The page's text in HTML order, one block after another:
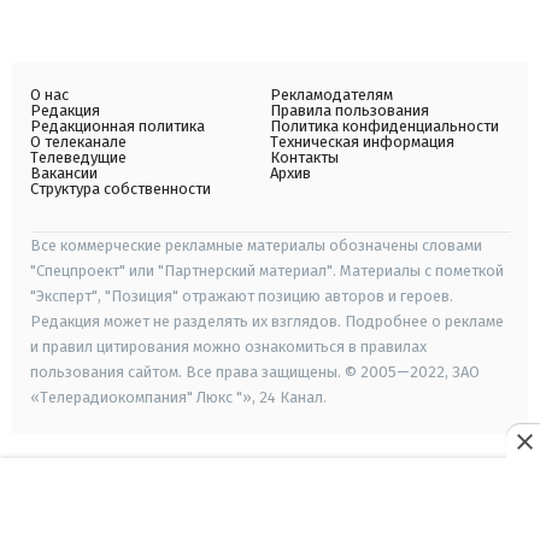
О нас
Редакция
Редакционная политика
О телеканале
Телеведущие
Вакансии
Структура собственности
Рекламодателям
Правила пользования
Политика конфиденциальности
Техническая информация
Контакты
Архив
Все коммерческие рекламные материалы обозначены словами
"Спецпроект" или "Партнерский материал". Материалы с пометкой
"Эксперт", "Позиция" отражают позицию авторов и героев.
Редакция может не разделять их взглядов. Подробнее о рекламе
и правил цитирования можно ознакомиться в правилах
пользования сайтом. Все права защищены. © 2005—2022, ЗАО
«Телерадиокомпания" Люкс "», 24 Канал.